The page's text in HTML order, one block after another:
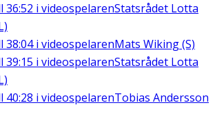
36:52 i videospelarenStatsrådet Lotta
38:04i videospelarenMats Wiking (S)
39:15 i videospelarenStatsrådet Lotta
40:28 i videospelarenTobias Andersson